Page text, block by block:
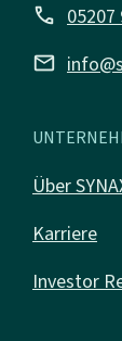
call 05207
mail
Über
Karriere
Investor